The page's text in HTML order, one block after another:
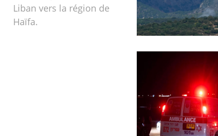
Liban vers la région de
Haïfa.